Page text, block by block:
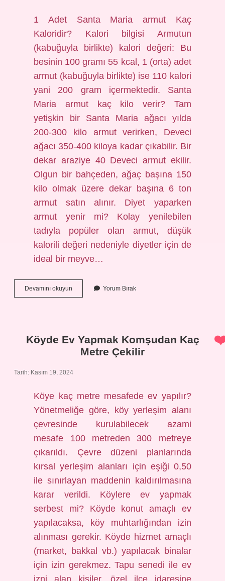
1 Adet Santa Maria armut Kaç
Kaloridir? Kalori bilgisi Armutun
(kabuğuyla birlikte) kalori değeri: Bu
besinin 100 gramı 55 kcal, 1 (orta) adet
armut (kabuğuyla birlikte) ise 110 kalori
yani 200 gram içermektedir. Santa
Maria armut kaç kilo verir? Tam
yetişkin bir Santa Maria ağacı yılda
200-300 kilo armut verirken, Deveci
ağacı 350-400 kiloya kadar çıkabilir. Bir
dekar araziye 40 Deveci armut ekilir.
Olgun bir bahçeden, ağaç başına 150
kilo olmak üzere dekar başına 6 ton
armut satın alınır. Diyet yaparken
armut yenir mi? Kolay yenilebilen
tadıyla popüler olan armut, düşük
kalorili değeri nedeniyle diyetler için de
ideal bir meyve…
Devamını okuyun
Santa
Yorum Bırak
Köyde Ev Yapmak Komşudan Kaç
Metre Çekilir
Tarih: Kasım 19, 2024
Köye kaç metre mesafede ev yapılır?
Yönetmeliğe göre, köy yerleşim alanı
çevresinde kurulabilecek azami
mesafe 100 metreden 300 metreye
çıkarıldı. Çevre düzeni planlarında
kırsal yerleşim alanları için eşiği 0,50
ile sınırlayan maddenin kaldırılmasına
karar verildi. Köylere ev yapmak
serbest mi? Köyde konut amaçlı ev
yapılacaksa, köy muhtarlığından izin
alınması gerekir. Köyde hizmet amaçlı
(market, bakkal vb.) yapılacak binalar
için izin gerekmez. Tapu senedi ile ev
izni alan kişiler, özel ilçe idaresine